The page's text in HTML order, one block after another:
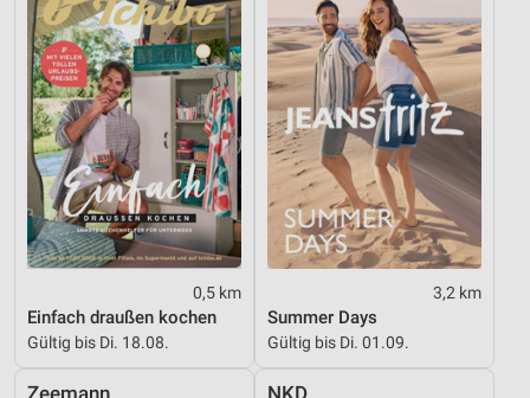
0,5 km
Einfach draußen kochen
Gültig bis Di. 18.08.
3,2 km
Summer Days
Gültig bis Di. 01.09.
Zeemann NKD